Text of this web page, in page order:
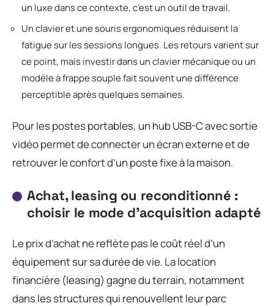
un luxe dans ce contexte, c’est un outil de travail.
Un clavier et une souris ergonomiques réduisent la
fatigue sur les sessions longues. Les retours varient sur
ce point, mais investir dans un clavier mécanique ou un
modèle à frappe souple fait souvent une différence
perceptible après quelques semaines.
Pour les postes portables, un hub USB-C avec sortie
vidéo permet de connecter un écran externe et de
retrouver le confort d’un poste fixe à la maison.
Achat, leasing ou reconditionné :
choisir le mode d’acquisition adapté
Le prix d’achat ne reflète pas le coût réel d’un
équipement sur sa durée de vie. La location
financière (leasing) gagne du terrain, notamment
dans les structures qui renouvellent leur parc